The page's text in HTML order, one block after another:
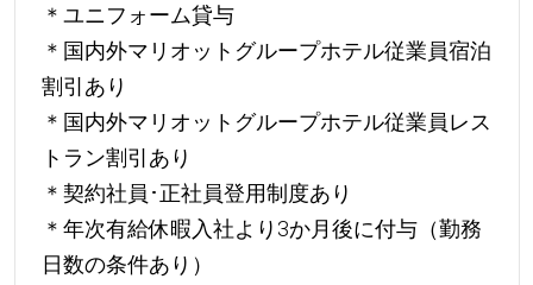
＊ユニフォーム貸与
＊国内外マリオットグループホテル従業員宿泊
割引あり
＊国内外マリオットグループホテル従業員レス
トラン割引あり
＊契約社員･正社員登用制度あり
＊年次有給休暇入社より3か月後に付与（勤務
日数の条件あり）